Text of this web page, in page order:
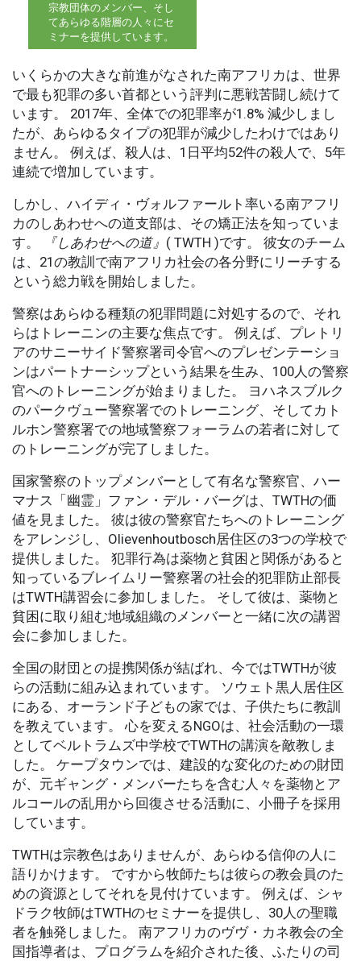
宗教団体のメンバー、そし
てあらゆる階層の人々にセ
ミナーを提供しています。
いくらかの大きな前進がなされた南アフリカは、世界
で最も犯罪の多い首都という評判に悪戦苦闘し続けて
います。 2017年、全体での犯罪率が1.8% 減少しまし
たが、あらゆるタイプの犯罪が減少したわけではあり
ません。 例えば、殺人は、1日平均52件の殺人で、5年
連続で増加しています。
しかし、ハイディ・ヴォルファールト率いる南アフリ
カのしあわせへの道支部は、その矯正法を知っていま
す。
『しあわせへの道』 ( TWTH )です。 彼女のチーム
は、21の教訓で南アフリカ社会の各分野にリーチする
という総力戦を開始しました。
警察はあらゆる種類の犯罪問題に対処するので、それ
らはトレーニンの主要な焦点です。 例えば、プレトリ
アのサニーサイド警察署司令官へのプレゼンテーショ
ンはパートナーシップという結果を生み、100人の警察
官へのトレーニングが始まりました。 ヨハネスブルク
のパークヴュー警察署でのトレーニング、そしてカト
ルホン警察署での地域警察フォーラムの若者に対して
のトレーニングが完了しました。
国家警察のトップメンバーとして有名な警察官、ハー
マナス「幽霊」ファン・デル・バーグは、TWTHの価
値を見ました。 彼は彼の警察官たちへのトレーニング
をアレンジし、Olievenhoutbosch居住区の3つの学校で
提供しました。 犯罪行為は薬物と貧困と関係があると
知っているブレイムリー警察署の社会的犯罪防止部長
はTWTH講習会に参加しました。 そして彼は、薬物と
貧困に取り組む地域組織のメンバーと一緒に次の講習
会に参加しました。
全国の財団との提携関係が結ばれ、今ではTWTHが彼
らの活動に組み込まれています。 ソウェト黒人居住区
にある、オーランド子どもの家では、子供たちに教訓
を教えています。 心を変えるNGOは、社会活動の一環
としてベルトラムズ中学校でTWTHの講演を敵教しま
した。 ケープタウンでは、建設的な変化のための財団
が、元ギャング・メンバーたちを含む人々を薬物とア
ルコールの乱用から回復させる活動に、小冊子を採用
しています。
TWTHは宗教色はありませんが、あらゆる信仰の人に
語りかけます。 ですから牧師たちは彼らの教会員のた
めの資源としてそれを見付けています。 例えば、シャ
ドラク牧師はTWTHのセミナーを提供し、30人の聖職
者を触発しました。 南アフリカのヴヴ・カネ教会の全
国指導者は、プログラムを紹介された後、ふたりの司